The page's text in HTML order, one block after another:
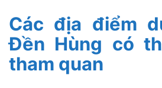
Các địa điểm
Đền Hùng có
tham quan